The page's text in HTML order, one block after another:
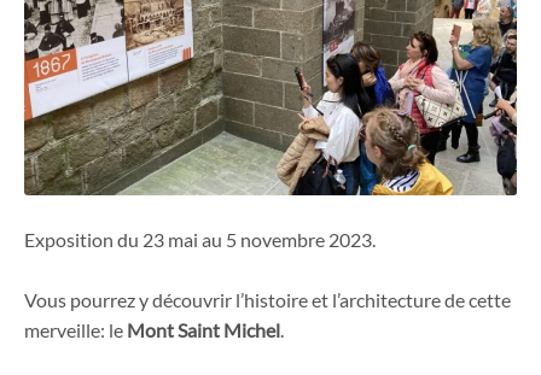
Exposition du 23 mai au 5 novembre 2023.
Vous pourrez y découvrir l’histoire et l’architecture de cette
merveille: le Mont Saint Michel.